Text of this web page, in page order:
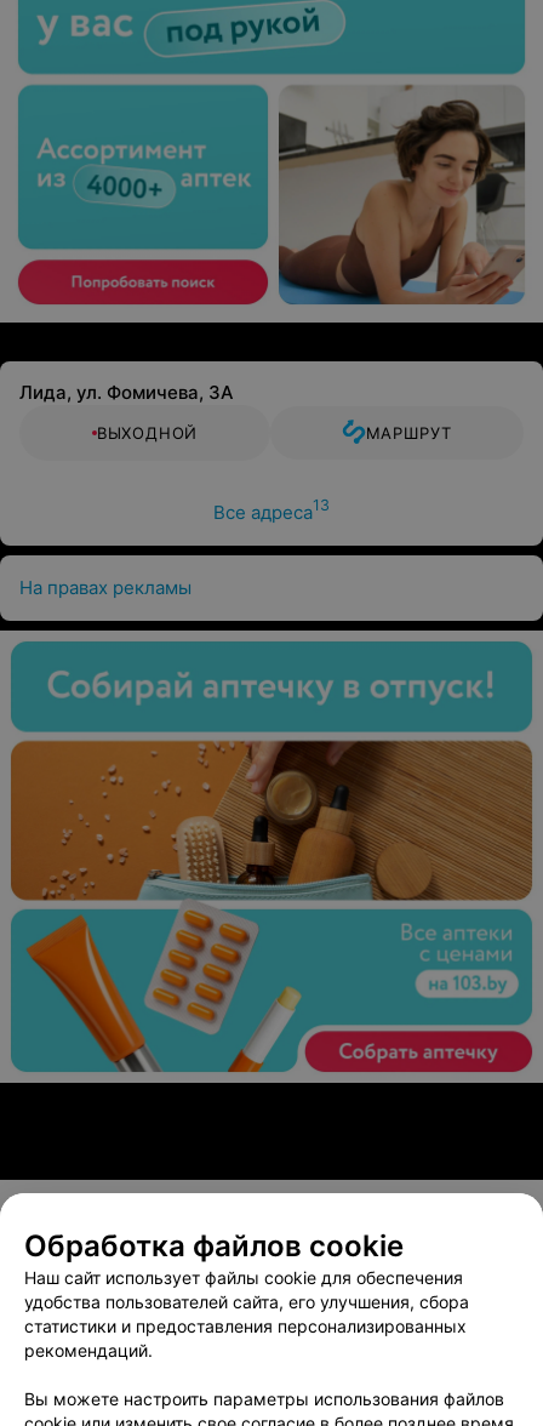
Лида, ул. Фомичева, 3А
ВЫХОДНОЙ МАРШРУТ
Все адреса13
На правах рекламы
О проекте Новости проекта
Вакансии
Публичный договор
Способы оплаты
Публичный договор по использованию сервиса
Обработка файлов cookie
Наш сайт использует файлы cookie для обеспечения
удобства пользователей сайта, его улучшения, сбора
статистики и предоставления персонализированных
рекомендаций.
Вы можете настроить параметры использования файлов